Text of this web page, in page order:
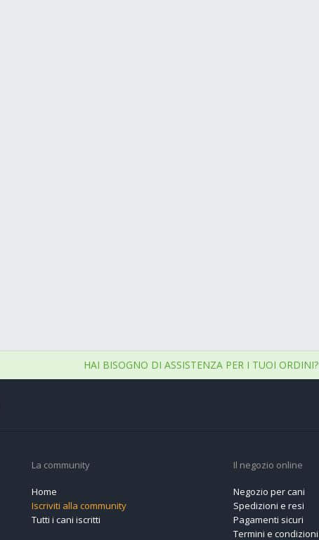
HAI BISOGNO DI ASSISTENZA PER I TUOI ORDINI?
La community
Home
Iscriviti alla community
Tutti i cani iscritti
Il negozio online
Negozio per cani
Spedizioni e resi
Pagamenti sicuri
Termini e condizioni